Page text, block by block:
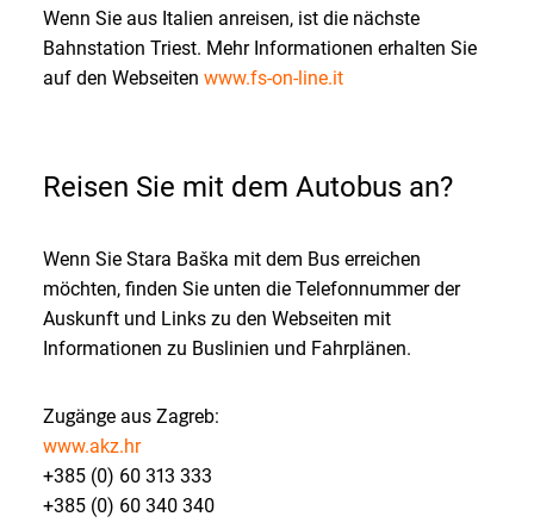
Wenn Sie aus Italien anreisen, ist die nächste
Bahnstation Triest. Mehr Informationen erhalten Sie
auf den Webseiten www.fs-on-line.it
Reisen Sie mit dem Autobus an?
Wenn Sie Stara Baška mit dem Bus erreichen
möchten, finden Sie unten die Telefonnummer der
Auskunft und Links zu den Webseiten mit
Informationen zu Buslinien und Fahrplänen.
Zugänge aus Zagreb:
www.akz.hr
+385 (0) 60 313 333
+385 (0) 60 340 340